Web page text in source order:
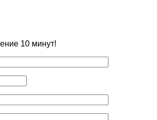
10 минут!